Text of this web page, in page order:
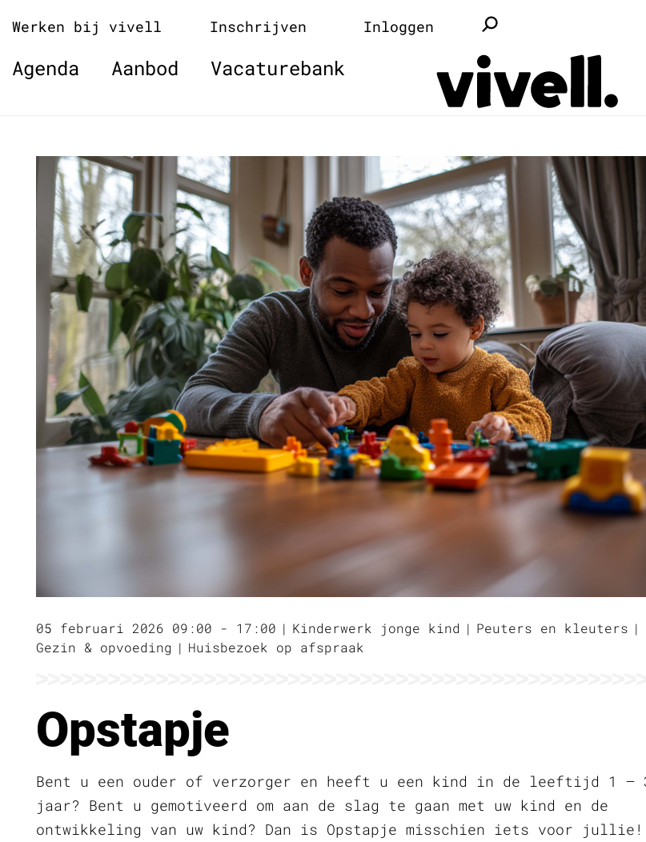
de
springen
Werken bij vivell Inschrijven Inloggen
Agenda Aanbod Vacaturebank
05 februari 2026 09:00 - 17:00 Kinderwerk jonge kind
Peuters en kleuters
Gezin & opvoeding
Huisbezoek op afspraak
Opstapje
Bent u een ouder of verzorger en heeft u een kind in de leeftijd 1 –
jaar? Bent u gemotiveerd om aan de slag te gaan met uw kind en de
ontwikkeling van uw kind? Dan is Opstapje misschien iets voor jullie!